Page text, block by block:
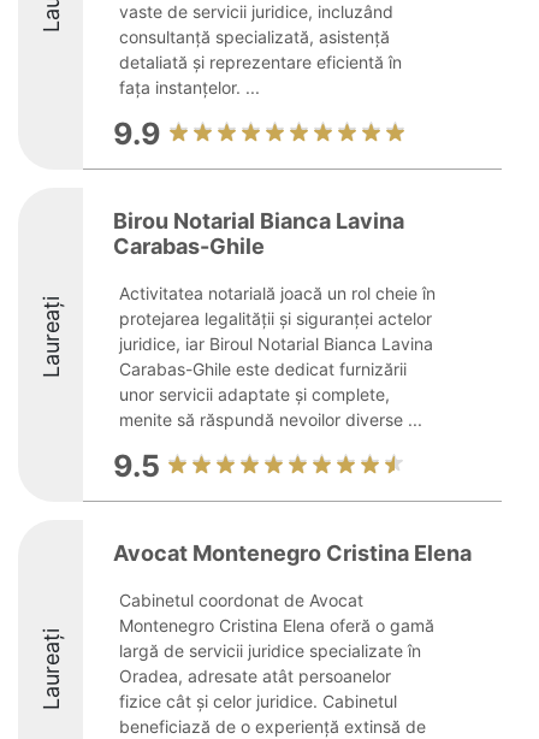
vaste de servicii juridice, incluzând
consultanță specializată, asistență
detaliată și reprezentare eficientă în
fața instanțelor. ...
9.9
Laureați
Birou Notarial Bianca Lavina
Carabas-Ghile
Activitatea notarială joacă un rol cheie în
protejarea legalității și siguranței actelor
juridice, iar Biroul Notarial Bianca Lavina
Carabas-Ghile este dedicat furnizării
unor servicii adaptate și complete,
menite să răspundă nevoilor diverse ...
9.5
Laureați
Avocat Montenegro Cristina Elena
Cabinetul coordonat de Avocat
Montenegro Cristina Elena oferă o gamă
largă de servicii juridice specializate în
Oradea, adresate atât persoanelor
fizice cât și celor juridice. Cabinetul
beneficiază de o experiență extinsă de